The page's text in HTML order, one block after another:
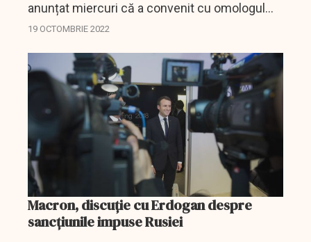
anunțat miercuri că a convenit cu omologul
său rus Vladimir Putin să creeze un „nod de
stat RIA...
19 OCTOMBRIE 2022
Macron, discuţie cu Erdogan despre
sancţiunile impuse Rusiei